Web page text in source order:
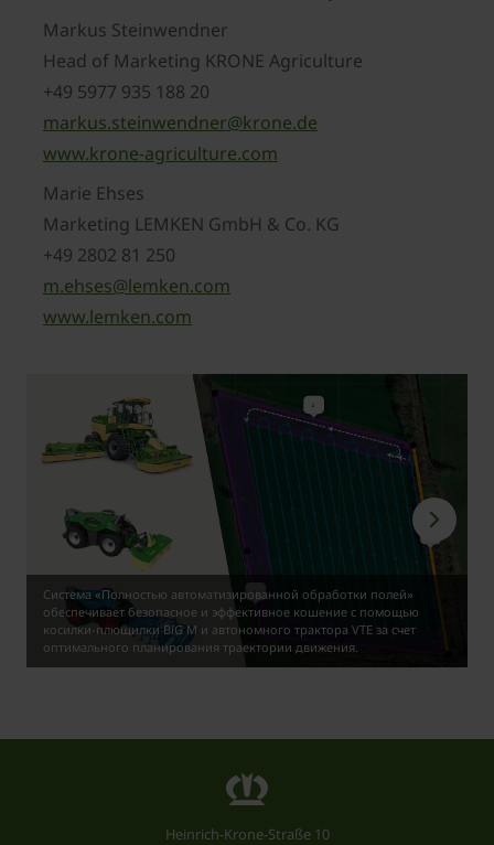
Markus Steinwendner
Head of Marketing KRONE Agriculture
+49 5977 935 188 20
markus.steinwendner@krone.de
www.krone-agriculture.com
Marie Ehses
Marketing LEMKEN GmbH & Co. KG
+49 2802 81 250
m.ehses@lemken.com
www.lemken.com
Система «Полностью автоматизированной обработки полей»
обеспечивает безопасное и эффективное кошение с помощью
косилки-плющилки BiG M и автономного трактора VTE за счет
оптимального планирования траектории движения.
Heinrich-Krone-Straße 10